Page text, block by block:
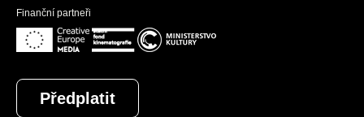
Finanční partneři
Předplatit